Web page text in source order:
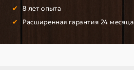
8 лет опыта
Расширенная гарантия 24 месяца